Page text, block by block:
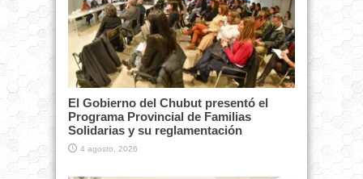
El Gobierno del Chubut presentó el
Programa Provincial de Familias
Solidarias y su reglamentación
4 agosto, 2026